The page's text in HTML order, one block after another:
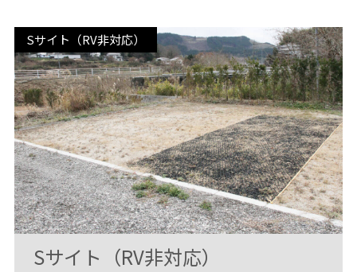
Sサイト（RV非対応）
Sサイト（RV非対応）